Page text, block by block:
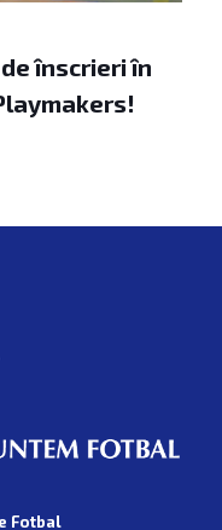
înscrieri în
Fotbal